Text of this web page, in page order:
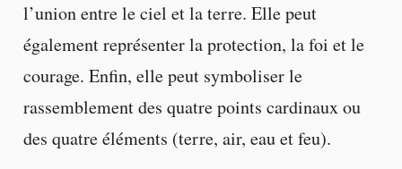
l’union entre le ciel et la terre. Elle peut
également représenter la protection, la foi et le
courage. Enfin, elle peut symboliser le
rassemblement des quatre points cardinaux ou
des quatre éléments (terre, air, eau et feu).